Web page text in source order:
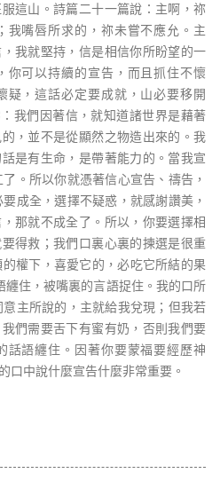
這山。詩篇二十一篇說：主啊，祢
我嘴唇所求的，祢未嘗不應允。主
我就堅持，信是相信你所盼望的一
你可以持續的宣告，而且抓住不懷
疑，這話必定要成就，山必要移開
我們因著信，就知道諸世界是藉著
，並不是從顯然之物造出來的。我
是有生命，是帶著能力的。當我宣
。所以你就憑著信心宣告、禱告，
成全，選擇不疑惑，就感謝讚美，
那就不成全了。所以，你要選擇相
得救；我們口裏心裏的揀選是很重
權下，喜愛它的，必吃它所結的果
住，被嘴裏的言語捉住。我的口所
主所說的，主就給我兌現；但我若
們需要舌下有蜜有奶，否則我們要
話語纏住。因著你要蒙福要經歷神
口中說什麼宣告什麼非常重要。